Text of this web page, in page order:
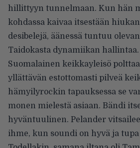
hillittyyn tunnelmaan. Kun hän
kohdassa kaivaa itsestään
desibelejä, äänessä tuntuu
Taidokasta dynamiikan hallintaa.
Suomalainen keikkayleisö
yllättävän estottomasti pilveä
hämyilyrockin tapauksessa se
monen mielestä asiaan. Bändi
hyväntuulinen. Pelander
ihme, kun soundi on hyvä ja